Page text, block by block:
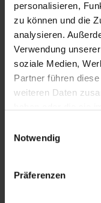
personalisieren,
zu können und die
analysieren.
Verwendung
soziale Medien,
Partner führen
weiteren Daten
Notwendig
Präferenzen